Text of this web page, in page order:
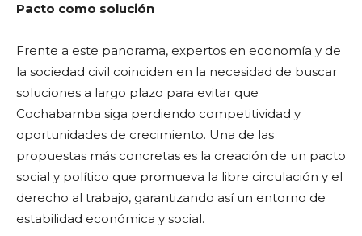
Pacto como solución
Frente a este panorama, expertos en economía y de
la sociedad civil coinciden en la necesidad de buscar
soluciones a largo plazo para evitar que
Cochabamba siga perdiendo competitividad y
oportunidades de crecimiento. Una de las
propuestas más concretas es la creación de un pacto
social y político que promueva la libre circulación y el
derecho al trabajo, garantizando así un entorno de
estabilidad económica y social.